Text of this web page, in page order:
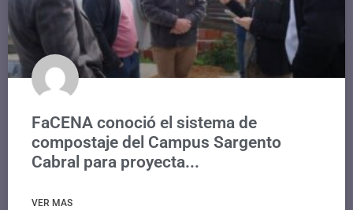
FaCENA conoció el sistema de
compostaje del Campus Sargento
Cabral para proyecta...
VER MAS